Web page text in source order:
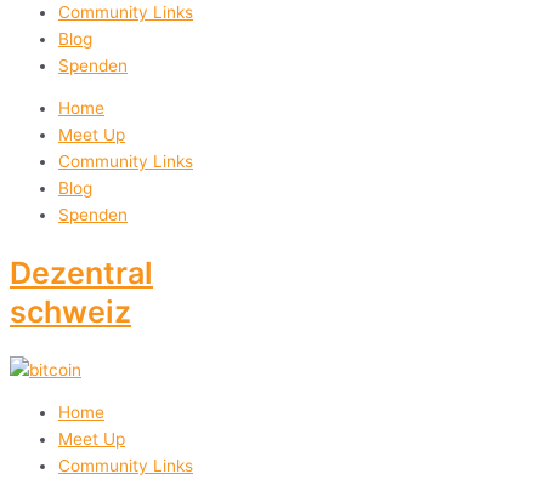
Community Links
Blog
Spenden
Home
Meet Up
Community Links
Blog
Spenden
Dezentral
schweiz
Home
Meet Up
Community Links